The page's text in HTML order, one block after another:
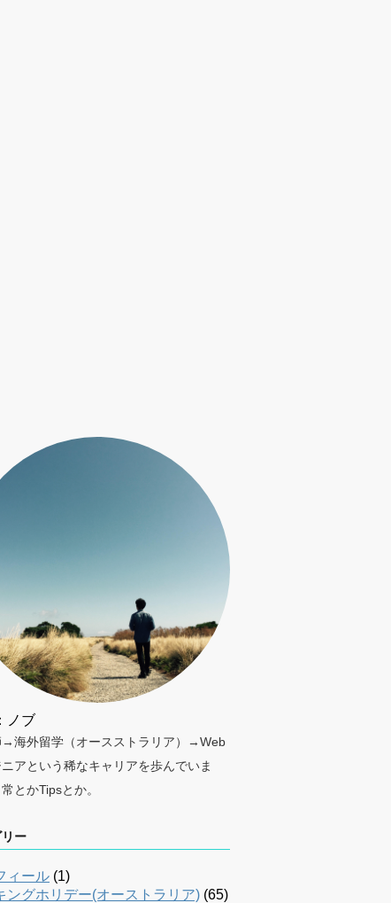
ノブ
→海外留学（オースストラリア）→Web
アという稀なキャリアを歩んでいま
とかTipsとか。
ー
ィール (1)
ングホリデー(オーストラリア) (65)